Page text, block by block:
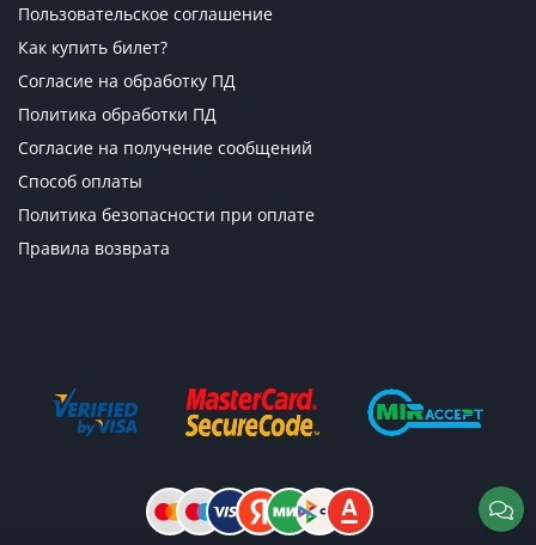
Пользовательское соглашение
Как купить билет?
Согласие на обработку ПД
Политика обработки ПД
Согласие на получение сообщений
Способ оплаты
Политика безопасности при оплате
Правила возврата